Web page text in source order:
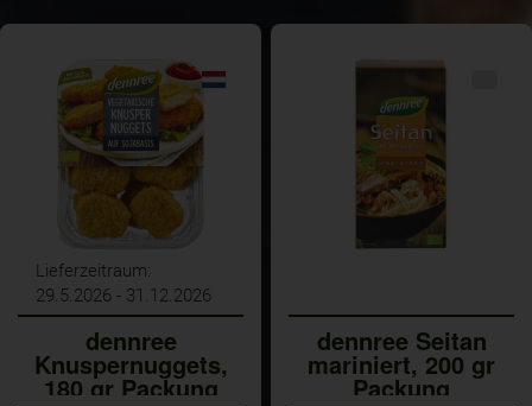
Lieferzeitraum:
29.5.2026 - 31.12.2026
dennree
Knuspernuggets,
180 gr Packung
dennree Seitan
mariniert, 200 gr
Packung